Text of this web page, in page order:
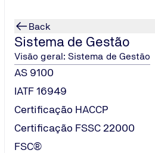
Back
Sistema de Gestão
Visão geral: Sistema de Gestão
AS 9100
IATF 16949
Certificação HACCP
Certificação FSSC 22000
FSC®